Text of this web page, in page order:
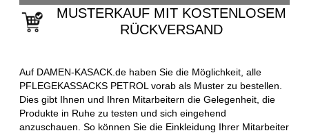
MUSTERKAUF MIT KOSTENLOSEM
RÜCKVERSAND
Auf DAMEN-KASACK.de haben Sie die Möglichkeit, alle
PFLEGEKASSACKS PETROL vorab als Muster zu bestellen.
Dies gibt Ihnen und Ihren Mitarbeitern die Gelegenheit, die
Produkte in Ruhe zu testen und sich eingehend
anzuschauen. So können Sie die Einkleidung Ihrer Mitarbeiter